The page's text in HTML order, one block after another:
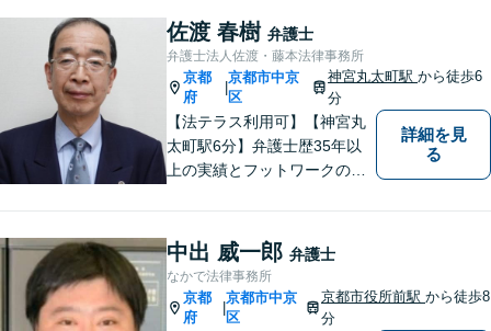
佐渡 春樹 弁護士
弁護士法人佐渡・藤本法律事務所
京都
府
|
京都市中京
区
神宮丸太町駅から徒歩6
分
【法テラス利用可】【神宮丸
太町駅6分】弁護士歴35年以
上の実績とフットワークのダ
務所ならではのアットホーム
な雰囲気を心がけています。
安心して気軽にご相談くださ
い。
詳細を見
る
中出 威一郎 弁護士
なかで法律事務所
京都
府
京都市中京
区
京都市役所前駅から徒歩8
分